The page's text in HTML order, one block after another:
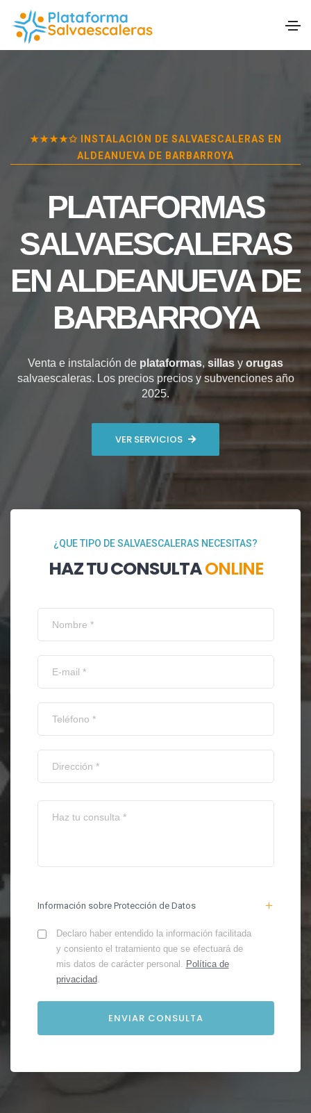
★★★★✩ INSTALACIÓN DE SALVAESCALERAS EN
ALDEANUEVA DE BARBARROYA
PLATAFORMAS
SALVAESCALERAS
ENALDEANUEVA DE
BARBARROYA
Venta e instalación de plataformas, sillas y orugas
salvaescaleras. Los precios precios y subvenciones año
2025.
VER SERVICIOS
¿QUE TIPO DE SALVAESCALERAS NECESITAS?
HAZ TU CONSULTAONLINE
Información sobre Protección de Datos
Declaro haber entendido la información facilitada
y consiento el tratamiento que se efectuará de
mis datos de carácter personal. Política de
privacidad.